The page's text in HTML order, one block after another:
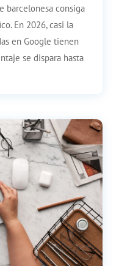
barcelonesa consiga
En 2026, casi la
en Google tienen
se dispara hasta